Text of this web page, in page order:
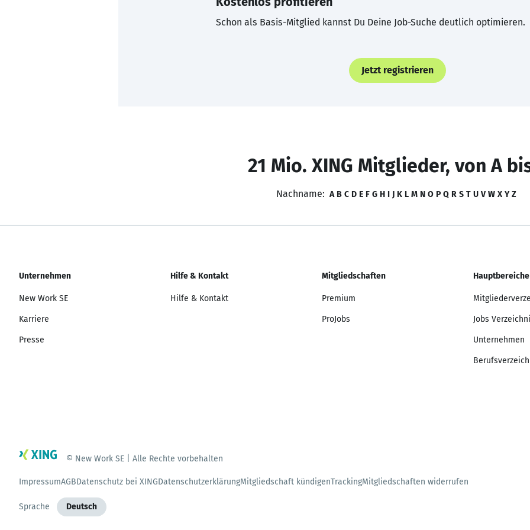
Schon als Basis-Mitglied kannst Du Deine Job-Suche deutlich optimieren.
Jetzt registrieren
21 Mio. XING Mitglieder, von A
Nachname: A B C D E F G H I J K L M N O P Q R S T U V W X Y Z
Unternehmen
New Work SE
Karriere
Presse
Hilfe & Kontakt
Hilfe & Kontakt
Mitgliedschaften
Premium
ProJobs
Hauptbereiche
Jobs
Unternehmen
© New Work SE | Alle Rechte vorbehalten
ImpressumAGBDatenschutz bei XINGDatenschutzerklärungMitgliedschaft kündigenTrackingMitgliedschaften widerrufen
Sprache Deutsch